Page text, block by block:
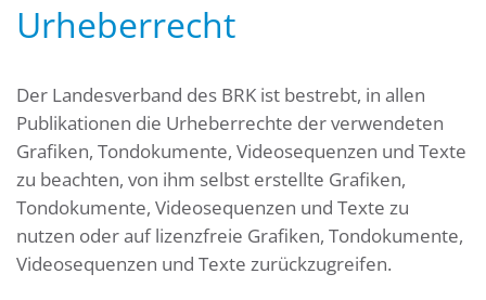
Urheberrecht
Der Landesverband des BRK ist bestrebt, in allen
Publikationen die Urheberrechte der verwendeten
Grafiken, Tondokumente, Videosequenzen und Texte
zu beachten, von ihm selbst erstellte Grafiken,
Tondokumente, Videosequenzen und Texte zu
nutzen oder auf lizenzfreie Grafiken, Tondokumente,
Videosequenzen und Texte zurückzugreifen.